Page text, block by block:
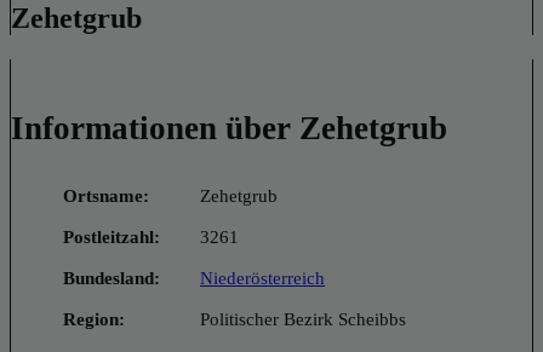
Zehetgrub
Informationen über Zehetgrub
Ortsname: Zehetgrub
Postleitzahl: 3261
Bundesland: Niederösterreich
Region: Politischer Bezirk Scheibbs